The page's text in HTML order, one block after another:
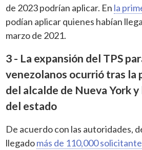
de 2023 podrían aplicar. En la
podían aplicar quienes habían
marzo de 2021.
3 - La expansión del TPS
venezolanos ocurrió tras la
del alcalde de Nueva York
del estado
De acuerdo con las autoridades,
llegadomás de 110,000